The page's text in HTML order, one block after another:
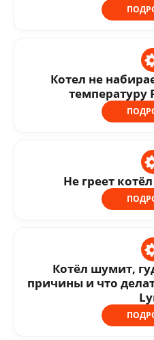
Котел не
температуру
Не греет
Котёл шумит,
причины и что